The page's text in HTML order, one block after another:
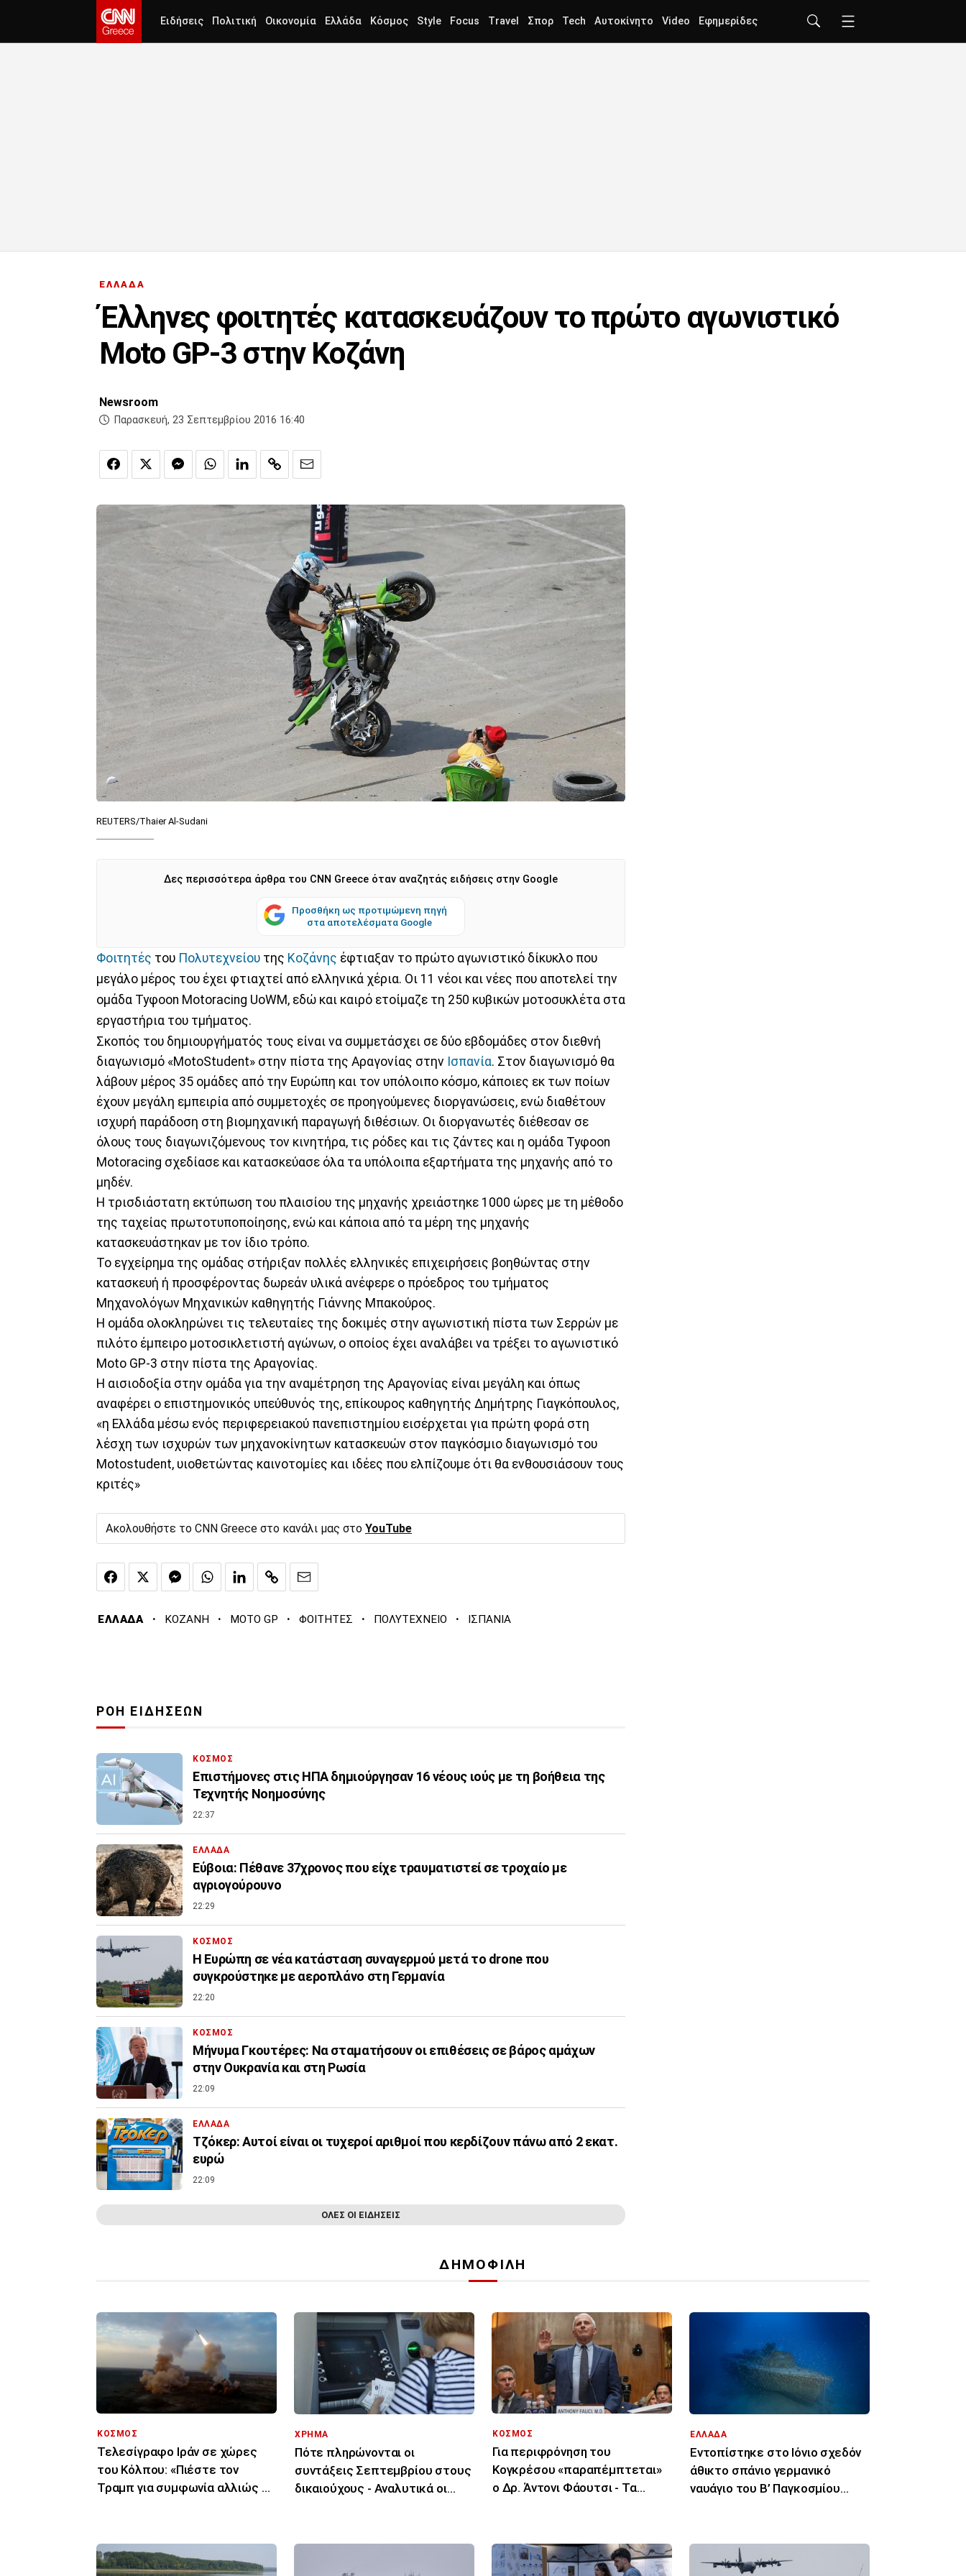
Ειδήσεις Πολιτική Οικονομία Ελλάδα Κόσμος Style Focus Travel Σπορ Tech Αυτοκίνητο Video Εφημερίδες
ΕΛΛΑΔΑ
Έλληνες φοιτητές κατασκευάζουν το πρώτο αγωνιστικό
Moto GP-3 στην Κοζάνη
Newsroom
Παρασκευή, 23 Σεπτεμβρίου 2016 16:40
REUTERS/Thaier Al-Sudani
Δες περισσότερα άρθρα του CNN Greece όταν αναζητάς ειδήσεις στην Google
Προσθήκη ως προτιμώμενη πηγή
στα αποτελέσματα Google
Φοιτητές του Πολυτεχνείου της Κοζάνης έφτιαξαν το πρώτο αγωνιστικό δίκυκλο που
μεγάλο μέρος του έχει φτιαχτεί από ελληνικά χέρια. Οι 11 νέοι και νέες που αποτελεί την
ομάδα Tyφoon Motoracing UoWM, εδώ και καιρό ετοίμαζε τη 250 κυβικών μοτοσυκλέτα στα
εργαστήρια του τμήματος.
Σκοπός του δημιουργήματός τους είναι να συμμετάσχει σε δύο εβδομάδες στον διεθνή
διαγωνισμό «MotoStudent» στην πίστα της Αραγονίας στην Ισπανία. Στον διαγωνισμό θα
λάβουν μέρος 35 ομάδες από την Ευρώπη και τον υπόλοιπο κόσμο, κάποιες εκ των ποίων
έχουν μεγάλη εμπειρία από συμμετοχές σε προηγούμενες διοργανώσεις, ενώ διαθέτουν
ισχυρή παράδοση στη βιομηχανική παραγωγή διθέσιων. Οι διοργανωτές διέθεσαν σε
όλους τους διαγωνιζόμενους τον κινητήρα, τις ρόδες και τις ζάντες και η ομάδα Tyφoon
Motoracing σχεδίασε και κατασκεύασε όλα τα υπόλοιπα εξαρτήματα της μηχανής από το
μηδέν.
Η τρισδιάστατη εκτύπωση του πλαισίου της μηχανής χρειάστηκε 1000 ώρες με τη μέθοδο
της ταχείας πρωτοτυποποίησης, ενώ και κάποια από τα μέρη της μηχανής
κατασκευάστηκαν με τον ίδιο τρόπο.
Το εγχείρημα της ομάδας στήριξαν πολλές ελληνικές επιχειρήσεις βοηθώντας στην
κατασκευή ή προσφέροντας δωρεάν υλικά ανέφερε ο πρόεδρος του τμήματος
Μηχανολόγων Μηχανικών καθηγητής Γιάννης Μπακούρος.
Η ομάδα ολοκληρώνει τις τελευταίες της δοκιμές στην αγωνιστική πίστα των Σερρών με
πιλότο έμπειρο μοτοσικλετιστή αγώνων, ο οποίος έχει αναλάβει να τρέξει το αγωνιστικό
Moto GP-3 στην πίστα της Αραγονίας.
Η αισιοδοξία στην ομάδα για την αναμέτρηση της Αραγονίας είναι μεγάλη και όπως
αναφέρει ο επιστημονικός υπεύθυνός της, επίκουρος καθηγητής Δημήτρης Γιαγκόπουλος,
«η Ελλάδα μέσω ενός περιφερειακού πανεπιστημίου εισέρχεται για πρώτη φορά στη
λέσχη των ισχυρών των μηχανοκίνητων κατασκευών στον παγκόσμιο διαγωνισμό του
Motostudent, υιοθετώντας καινοτομίες και ιδέες που ελπίζουμε ότι θα ενθουσιάσουν τους
κριτές»
Ακολουθήστε το CNN Greece στο κανάλι μας στο YouTube
ΕΛΛΑΔΑ · ΚΟΖΑΝΗ · MOTO GP · ΦΟΙΤΗΤΕΣ · ΠΟΛΥΤΕΧΝΕΙΟ · ΙΣΠΑΝΙΑ
ΡΟΗ ΕΙΔΗΣΕΩΝ
ΚΟΣΜΟΣ
Επιστήμονες στις ΗΠΑ δημιούργησαν 16 νέους ιούς με τη βοήθεια της
Τεχνητής Νοημοσύνης
22:37
ΕΛΛΑΔΑ
Εύβοια: Πέθανε 37χρονος που είχε τραυματιστεί σε τροχαίο με
αγριογούρουνο
22:29
ΚΟΣΜΟΣ
Η Ευρώπη σε νέα κατάσταση συναγερμού μετά το drone που
συγκρούστηκε με αεροπλάνο στη Γερμανία
22:20
ΚΟΣΜΟΣ
Μήνυμα Γκουτέρες: Να σταματήσουν οι επιθέσεις σε βάρος αμάχων
στην Ουκρανία και στη Ρωσία
22:09
ΕΛΛΑΔΑ
Τζόκερ: Αυτοί είναι οι τυχεροί αριθμοί που κερδίζουν πάνω από 2 εκατ.
ευρώ
22:09
ΟΛΕΣ ΟΙ ΕΙΔΗΣΕΙΣ
ΔΗΜΟΦΙΛΗ
ΚΟΣΜΟΣ
Τελεσίγραφο Ιράν σε χώρες
του Κόλπου: «Πιέστε τον
Τραμπ για συμφωνία αλλιώς θα
ΧΡΗΜΑ
Πότε πληρώνονται οι
συντάξεις Σεπτεμβρίου στους
δικαιούχους - Αναλυτικά οι
ΚΟΣΜΟΣ
Για περιφρόνηση του
Κογκρέσου «παραπέμπτεται»
ο Δρ. Άντονι Φάουτσι - Τα
ΕΛΛΑΔΑ
Εντοπίστηκε στο Ιόνιο σχεδόν
άθικτο σπάνιο γερμανικό
ναυάγιο του Β’ Παγκοσμίου